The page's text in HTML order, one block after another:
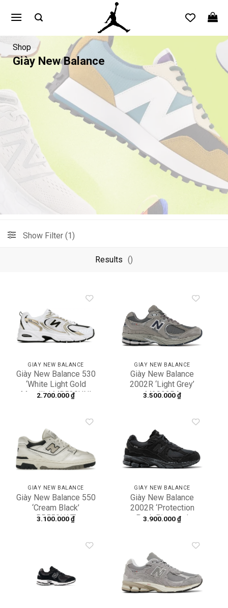
qua
dungShop
Giày New Balance
Show Filter (1)
Results ()
Add to
wishlist
GIÀY NEW BALANCE
Giày New Balance 530
‘White Light Gold
Metallic’ MR530UNI
2.700.000₫
wishlist
GIÀY NEW BALANCE
Giày New Balance
2002R ‘Light Grey’
M2002RA
3.500.000₫
wishlist
GIÀY NEW BALANCE
Giày New Balance 550
‘Cream Black’
BB550LWT
3.100.000₫
wishlist
GIÀY NEW BALANCE
Giày New Balance
2002R ‘Protection
Pack Phantom’
3.900.000₫
wishlist